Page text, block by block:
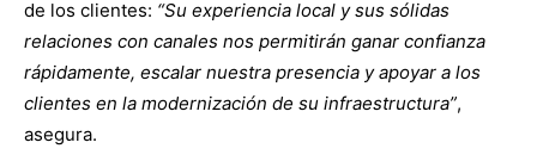
de los clientes: “Su experiencia local y sus sólidas
relaciones con canales nos permitirán ganar confianza
rápidamente, escalar nuestra presencia y apoyar a los
clientes en la modernización de su infraestructura”,
asegura.